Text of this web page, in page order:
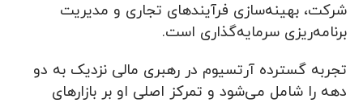
شرکت، بهینه‌سازی فرآیندهای تجاری و مدیریت
برنامه‌ریزی سرمایه‌گذاری است.
تجربه گسترده آرتسیوم در رهبری مالی نزدیک به دو
دهه را شامل می‌شود و تمرکز اصلی او بر بازارهای